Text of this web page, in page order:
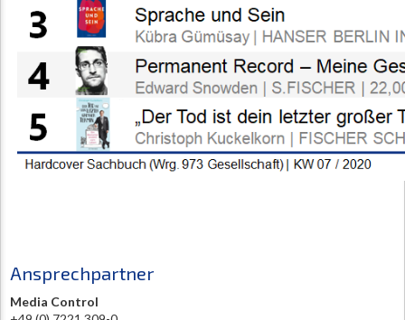
Ansprechpartner
Media Control